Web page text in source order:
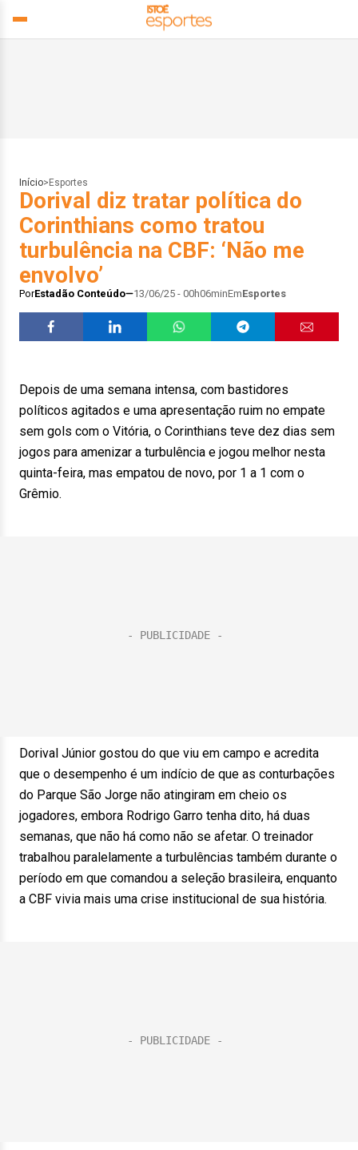
Início> Esportes
Dorival diz tratar política do
Corinthians como tratou
turbulência na CBF: ‘Não me
envolvo’
PorEstadão Conteúdo 13/06/25 - 00h06minEmEsportes
Depois de uma semana intensa, com bastidores
políticos agitados e uma apresentação ruim no empate
sem gols com o Vitória, o Corinthians teve dez dias sem
jogos para amenizar a turbulência e jogou melhor nesta
quinta-feira, mas empatou de novo, por 1 a 1 com o
Grêmio.
Dorival Júnior gostou do que viu em campo e acredita
que o desempenho é um indício de que as conturbações
do Parque São Jorge não atingiram em cheio os
jogadores, embora Rodrigo Garro tenha dito, há duas
semanas, que não há como não se afetar. O treinador
trabalhou paralelamente a turbulências também durante o
período em que comandou a seleção brasileira, enquanto
a CBF vivia mais uma crise institucional de sua história.